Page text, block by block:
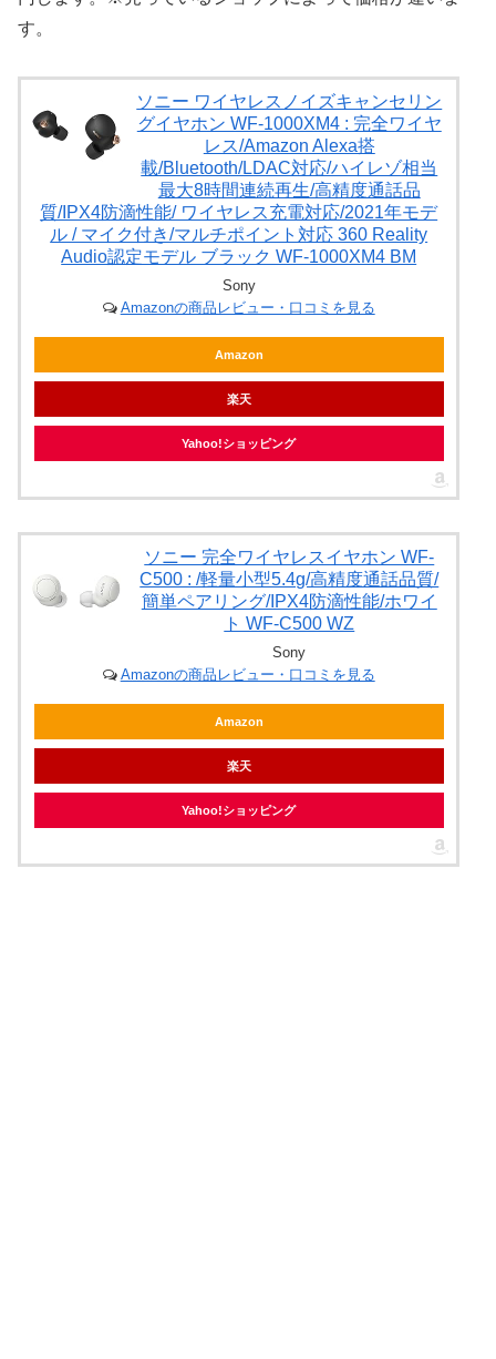
す。
ソニー ワイヤレスノイズキャンセリン
グイヤホン WF-1000XM4 : 完全ワイヤ
レス/Amazon Alexa搭
載/Bluetooth/LDAC対応/ハイレゾ相当
最大8時間連続再生/高精度通話品
質/IPX4防滴性能/ ワイヤレス充電対応/2021年モデ
ル / マイク付き/マルチポイント対応 360 Reality
Audio認定モデル ブラック WF-1000XM4 BM
Sony
Amazonの商品レビュー・口コミを見る
Amazon
楽天
Yahoo!ショッピング
ソニー 完全ワイヤレスイヤホン WF-
C500 : /軽量小型5.4g/高精度通話品質/
簡単ペアリング/IPX4防滴性能/ホワイ
ト WF-C500 WZ
Sony
Amazonの商品レビュー・口コミを見る
Amazon
楽天
Yahoo!ショッピング